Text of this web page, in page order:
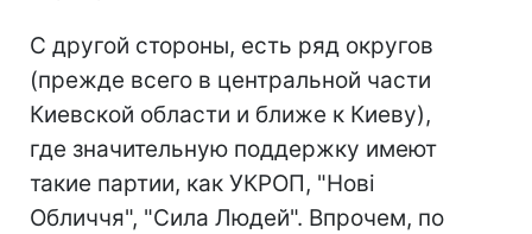
С другой стороны, есть ряд округов
(прежде всего в центральной части
Киевской области и ближе к Киеву),
где значительную поддержку имеют
такие партии, как УКРОП, "Нові
Обличчя", "Сила Людей". Впрочем, по